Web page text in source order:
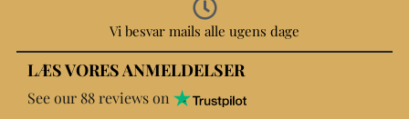
Vi besvar mails alle ugens dage
LÆS VORES ANMELDELSER
See our 88 reviews on